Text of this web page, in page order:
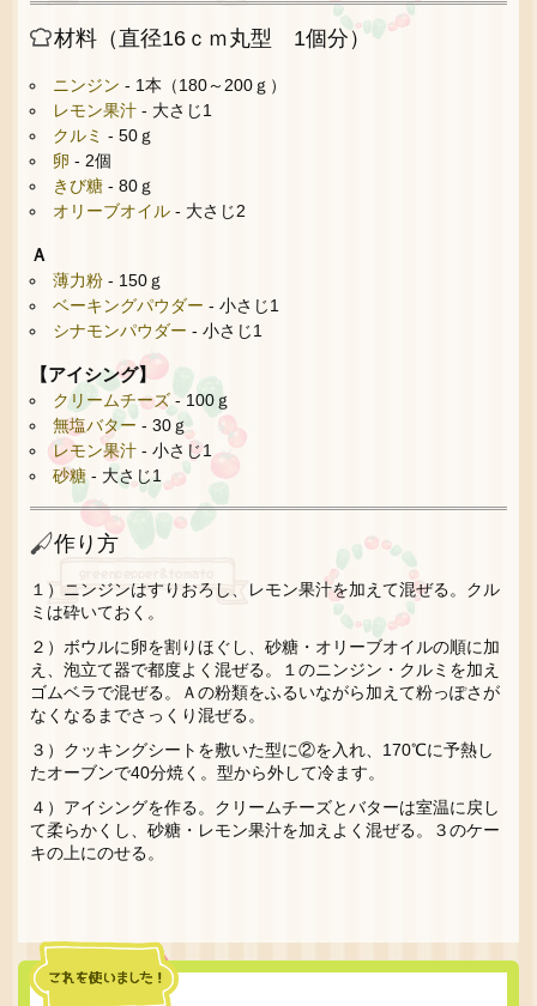
材料（直径16ｃｍ丸型 1個分）
ニンジン - 1本（180～200ｇ）
レモン果汁 - 大さじ1
クルミ - 50ｇ
卵 - 2個
きび糖 - 80ｇ
オリーブオイル - 大さじ2
Ａ
薄力粉 - 150ｇ
ベーキングパウダー - 小さじ1
シナモンパウダー - 小さじ1
【アイシング】
クリームチーズ - 100ｇ
無塩バター - 30ｇ
レモン果汁 - 小さじ1
砂糖 - 大さじ1
作り方
１）ニンジンはすりおろし、レモン果汁を加えて混ぜる。クル
ミは砕いておく。
２）ボウルに卵を割りほぐし、砂糖・オリーブオイルの順に加
え、泡立て器で都度よく混ぜる。１のニンジン・クルミを加え
ゴムベラで混ぜる。Ａの粉類をふるいながら加えて粉っぽさが
なくなるまでさっくり混ぜる。
３）クッキングシートを敷いた型に②を入れ、170℃に予熱し
たオーブンで40分焼く。型から外して冷ます。
４）アイシングを作る。クリームチーズとバターは室温に戻し
て柔らかくし、砂糖・レモン果汁を加えよく混ぜる。３のケー
キの上にのせる。